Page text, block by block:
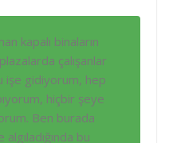
kapalı binaların
çalışanlar
işe gidiyorum, hep
hiçbir şeye
Ben burada
bu